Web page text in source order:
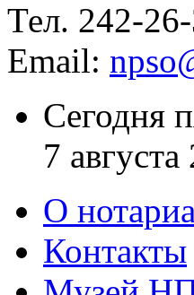
Тел. 242-
Email:
Сегодня
7 августа
О
Контакты